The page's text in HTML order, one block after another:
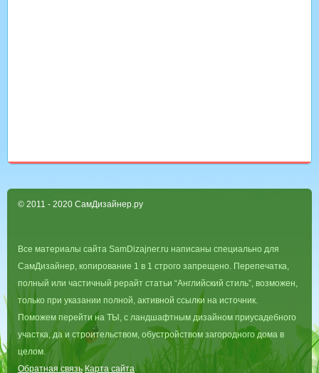
© 2011 - 2020 СамДизайнер.ру
Все материалы сайта SamDizajner.ru написаны специально для
СамДизайнер, копирование 1 в 1 строго запрещено. Перепечатка,
полный или частичный рерайт статьи “Английский стиль”, возможен,
только при указании полной, активной ссылки на источник.
Поможем перейти на ТЫ, с ландшафтным дизайном приусадебного
участка, да и строительством, обустройством загородного дома в
целом.
Обратная связь Карта сайта